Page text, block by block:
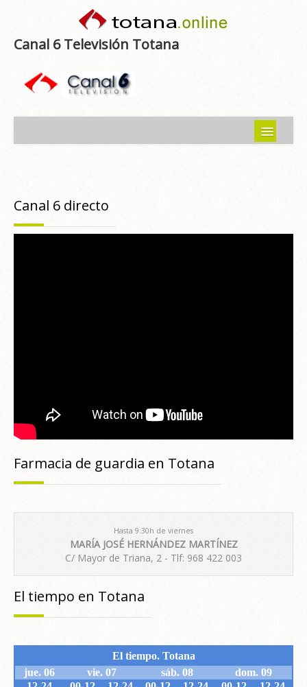
Canal 6 Televisión Totana
Programas emitidos
Canal 6 directo
Farmacia de guardia en Totana
Hasta 9:30h de viernes
MARÍA JOSÉ HERNÁNDEZ MARTÍNEZ
C/ Mayor de Triana, 2 - Tlf: 968 422 003
El tiempo en Totana